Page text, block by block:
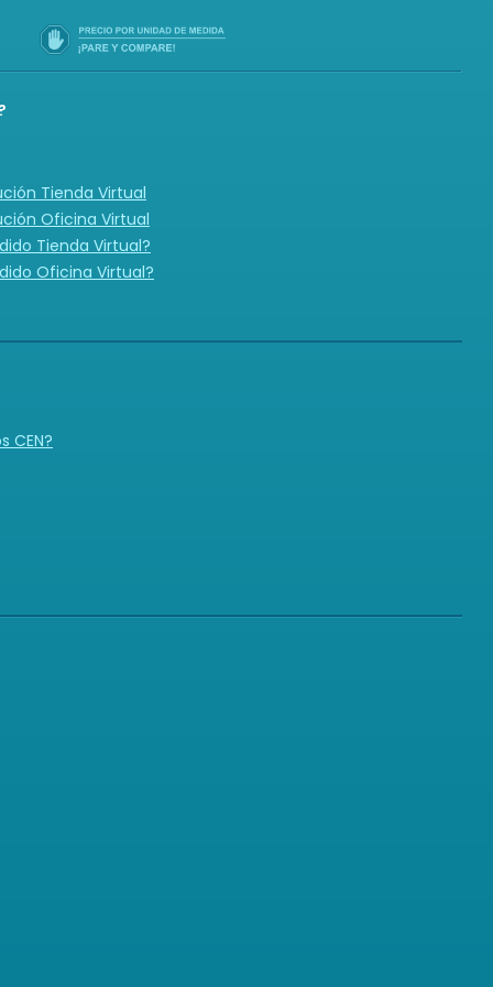
Tienda Virtual
Oficina Virtual
Tienda Virtual?
Oficina Virtual?
CEN?